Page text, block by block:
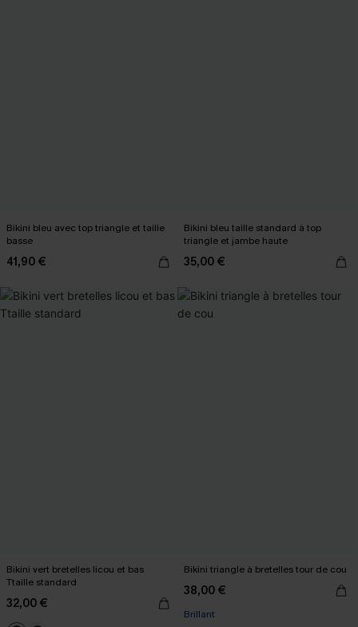
Bikini bleu avec top triangle et taille
basse
41,90 €
Bikini bleu taille standard à top
triangle et jambe haute
35,00 €
Bikini vert bretelles licou et bas
Ttaille standard
32,00 €
Bikini triangle à bretelles tour de cou
38,00 €
Brillant